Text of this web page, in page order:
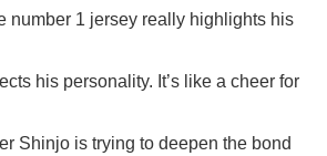
number 1 jersey really highlights his
his personality. It’s like a cheer for
Shinjo is trying to deepen the bond